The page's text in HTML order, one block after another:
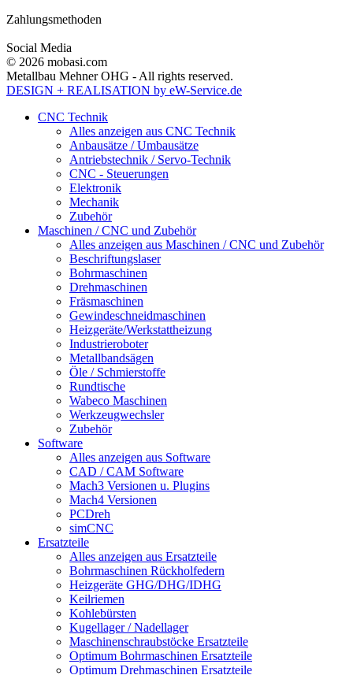
Zahlungsmethoden
Social Media
© 2026 mobasi.com
Metallbau Mehner OHG - All rights reserved.
DESIGN + REALISATION by eW-Service.de
CNC Technik
Alles anzeigen aus CNC Technik
Anbausätze / Umbausätze
Antriebstechnik / Servo-Technik
CNC - Steuerungen
Elektronik
Mechanik
Zubehör
Maschinen / CNC und Zubehör
Alles anzeigen aus Maschinen / CNC und Zubehör
Beschriftungslaser
Bohrmaschinen
Drehmaschinen
Fräsmaschinen
Gewindeschneidmaschinen
Heizgeräte/Werkstattheizung
Industrieroboter
Metallbandsägen
Öle / Schmierstoffe
Rundtische
Wabeco Maschinen
Werkzeugwechsler
Zubehör
Software
Alles anzeigen aus Software
CAD / CAM Software
Mach3 Versionen u. Plugins
Mach4 Versionen
PCDreh
simCNC
Ersatzteile
Alles anzeigen aus Ersatzteile
Bohrmaschinen Rückholfedern
Heizgeräte GHG/DHG/IDHG
Keilriemen
Kohlebürsten
Kugellager / Nadellager
Maschinenschraubstöcke Ersatzteile
Optimum Bohrmaschinen Ersatzteile
Optimum Drehmaschinen Ersatzteile